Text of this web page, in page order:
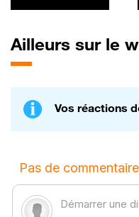
03/07
Ailleurs sur le
Vos réactions